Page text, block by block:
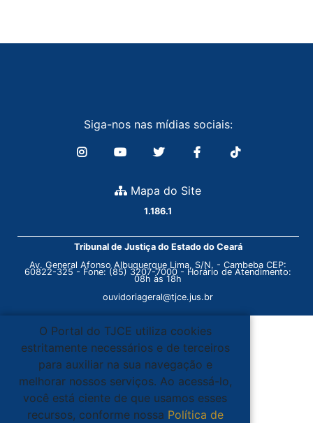
Siga-nos nas mídias sociais:
Mapa do Site
1.186.1
Tribunal de Justiça do Estado do Ceará
Av. General Afonso Albuquerque Lima, S/N. - Cambeba CEP:
60822-325 - Fone: (85) 3207-7000 - Horário de Atendimento:
08h às 18h
ouvidoriageral@tjce.jus.br
O Portal do TJCE utiliza cookies
estritamente necessários e de terceiros
para auxiliar na sua navegação e
melhorar nossos serviços. Ao acessá-lo,
você está ciente de que usamos esses
recursos, conforme nossa Política de